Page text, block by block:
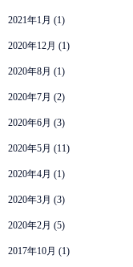
2021年1月 (1)
2020年12月 (1)
2020年8月 (1)
2020年7月 (2)
2020年6月 (3)
2020年5月 (11)
2020年4月 (1)
2020年3月 (3)
2020年2月 (5)
2017年10月 (1)